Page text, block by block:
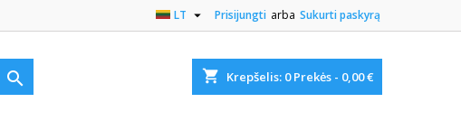
Prisijungti arba Sukurti paskyrą
LT 
shopping_cart Krepšelis: 0Prekės - 0,00 €
